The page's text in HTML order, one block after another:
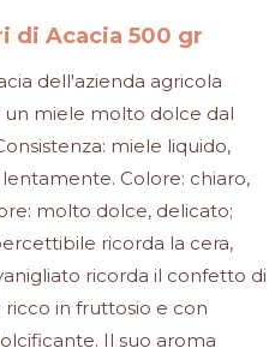
di Acacia 500 gr
dell'azienda agricola
un miele molto dolce dal
miele liquido,
Colore: chiaro,
molto dolce, delicato;
ricorda la cera,
ricorda il confetto di
ricco in fruttosio e con
Il suo aroma